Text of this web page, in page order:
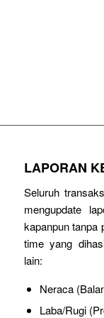
LAPORAN
Seluruh
mengupdate
kapanpun tanpa
time yang
lain:
Neraca
Laba/Rugi